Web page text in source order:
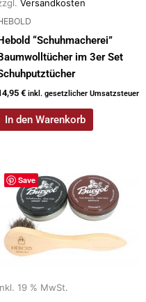
Versandkosten
“Schuhmacherei”
im 3er Set
€ inkl. gesetzlicher Umsatzsteuer
In den Warenkorb
Save
19 % MwSt.